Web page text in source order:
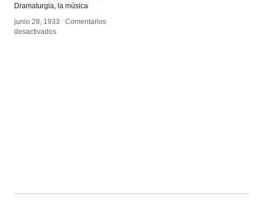
Dramaturgia, la música
junio 28, 1933 / Comentarios
desactivadosen
junio 28, 1933 / Comentarios
desactivadosen